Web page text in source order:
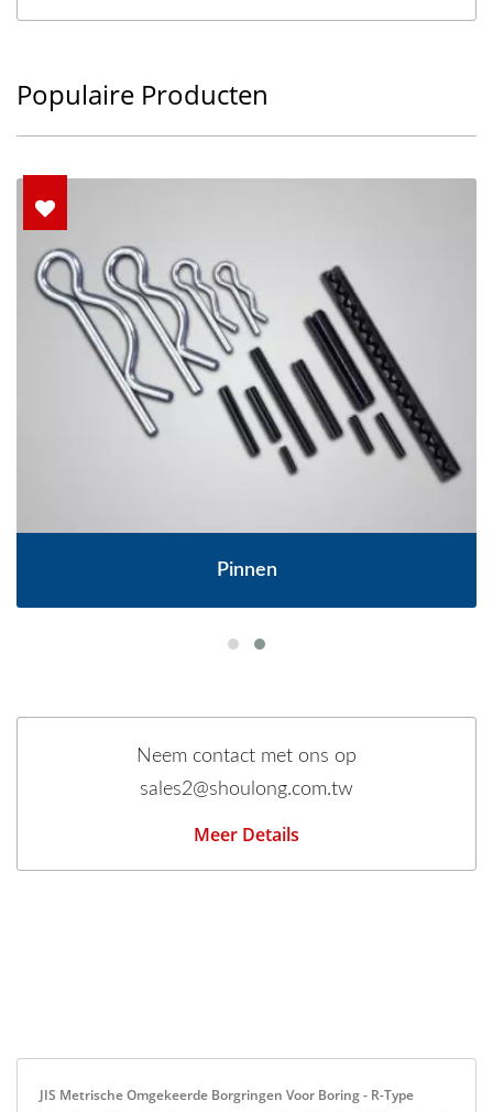
Populaire Producten
Pinnen
Neem contact met ons op
sales2@shoulong.com.tw
Meer Details
JIS Metrische Omgekeerde Borgringen Voor Boring - R-Type